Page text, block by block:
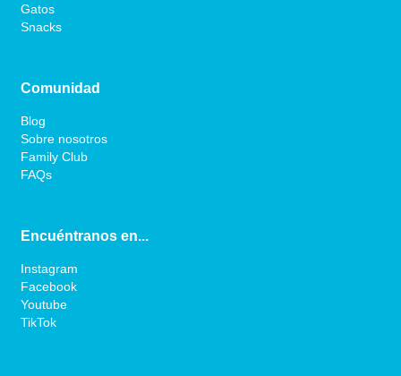
Gatos
Snacks
Comunidad
Blog
Sobre nosotros
Family Club
FAQs
Encuéntranos en...
Instagram
Facebook
Youtube
TikTok